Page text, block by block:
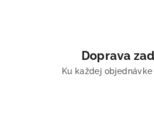
Doprava
Ku každej